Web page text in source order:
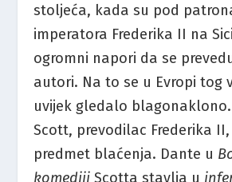
stoljeća, kada su pod
imperatora Frederika II na
ogromni napori da se
autori. Na to se u Evropi tog
uvijek gledalo
Scott, prevodilac Frederika
predmet blaćenja. Dante u
komedijiScotta stavlja u